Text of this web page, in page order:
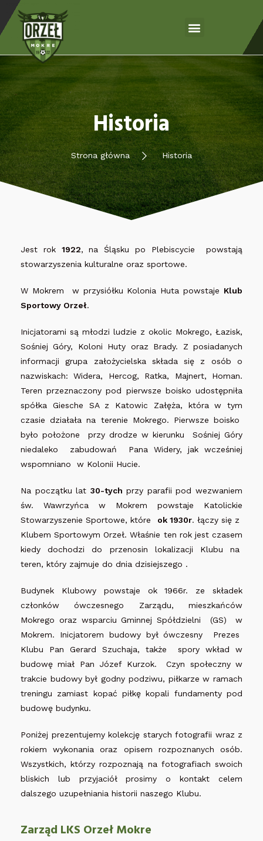
Historia
Strona główna Historia
Jest rok 1922, na Śląsku po Plebiscycie powstają
stowarzyszenia kulturalne oraz sportowe.
W Mokrem w przysiółku Kolonia Huta powstaje Klub
Sportowy Orzeł.
Inicjatorami są młodzi ludzie z okolic Mokrego, Łazisk,
Sośniej Góry, Koloni Huty oraz Brady. Z posiadanych
informacji grupa założycielska składa się z osób o
nazwiskach: Widera, Hercog, Ratka, Majnert, Homan.
Teren przeznaczony pod pierwsze boisko udostępniła
spółka Giesche SA z Katowic Załęża, która w tym
czasie działała na terenie Mokrego. Pierwsze boisko
było położone przy drodze w kierunku Sośniej Góry
niedaleko zabudowań Pana Widery, jak wcześniej
wspomniano w Kolonii Hucie.
Na początku lat 30-tych przy parafii pod wezwaniem
św. Wawrzyńca w Mokrem powstaje Katolickie
Stowarzyszenie Sportowe, które ok 1930r. łączy się z
Klubem Sportowym Orzeł. Właśnie ten rok jest czasem
kiedy dochodzi do przenosin lokalizacji Klubu na
teren, który zajmuje do dnia dzisiejszego .
Budynek Klubowy powstaje ok 1966r. ze składek
członków ówczesnego Zarządu, mieszkańców
Mokrego oraz wsparciu Gminnej Spółdzielni (GS) w
Mokrem. Inicjatorem budowy był ówczesny Prezes
Klubu Pan Gerard Szuchaja, także spory wkład w
budowę miał Pan Józef Kurzok. Czyn społeczny w
trakcie budowy był godny podziwu, piłkarze w ramach
treningu zamiast kopać piłkę kopali fundamenty pod
budowę budynku.
Poniżej prezentujemy kolekcję starych fotografii wraz z
rokiem wykonania oraz opisem rozpoznanych osób.
Wszystkich, którzy rozpoznają na fotografiach swoich
bliskich lub przyjaciół prosimy o kontakt celem
dalszego uzupełniania historii naszego Klubu.
Zarząd LKS Orzeł Mokre